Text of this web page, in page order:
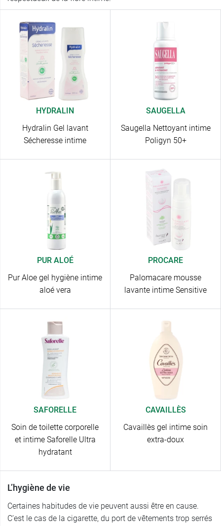
HYDRALIN
Hydralin Gel lavant
Sécheresse intime
SAUGELLA
Saugella Nettoyant intime
Poligyn 50+
PUR ALOÉ
Pur Aloe gel hygiène intime
aloé vera
PROCARE
Palomacare mousse
lavante intime Sensitive
SAFORELLE
Soin de toilette corporelle
et intime Saforelle Ultra
hydratant
CAVAILLÈS
Cavaillès gel intime soin
extra-doux
L’hygiène de vie
Certaines habitudes de vie peuvent aussi être en cause.
C’est le cas de la cigarette, du port de vêtements trop serrés